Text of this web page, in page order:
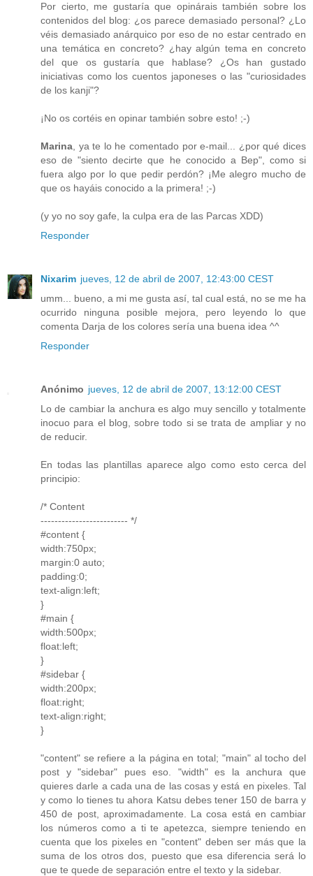
Por cierto, me gustaría que opinárais también sobre los
contenidos del blog: ¿os parece demasiado personal? ¿Lo
véis demasiado anárquico por eso de no estar centrado en
una temática en concreto? ¿hay algún tema en concreto
del que os gustaría que hablase? ¿Os han gustado
iniciativas como los cuentos japoneses o las "curiosidades
de los kanji"?
¡No os cortéis en opinar también sobre esto! ;-)
Marina, ya te lo he comentado por e-mail... ¿por qué dices
eso de "siento decirte que he conocido a Bep", como si
fuera algo por lo que pedir perdón? ¡Me alegro mucho de
que os hayáis conocido a la primera! ;-)
(y yo no soy gafe, la culpa era de las Parcas XDD)
Responder
Nixarim jueves, 12 de abril de 2007, 12:43:00 CEST
umm... bueno, a mi me gusta así, tal cual está, no se me ha
ocurrido ninguna posible mejora, pero leyendo lo que
comenta Darja de los colores sería una buena idea ^^
Responder
Anónimo jueves, 12 de abril de 2007, 13:12:00 CEST
Lo de cambiar la anchura es algo muy sencillo y totalmente
inocuo para el blog, sobre todo si se trata de ampliar y no
de reducir.
En todas las plantillas aparece algo como esto cerca del
principio:
/* Content
------------------------- */
#content {
width:750px;
margin:0 auto;
padding:0;
text-align:left;
}
#main {
width:500px;
float:left;
}
#sidebar {
width:200px;
float:right;
text-align:right;
}
"content" se refiere a la página en total; "main" al tocho del
post y "sidebar" pues eso. "width" es la anchura que
quieres darle a cada una de las cosas y está en pixeles. Tal
y como lo tienes tu ahora Katsu debes tener 150 de barra y
450 de post, aproximadamente. La cosa está en cambiar
los números como a ti te apetezca, siempre teniendo en
cuenta que los pixeles en "content" deben ser más que la
suma de los otros dos, puesto que esa diferencia será lo
que te quede de separación entre el texto y la sidebar.